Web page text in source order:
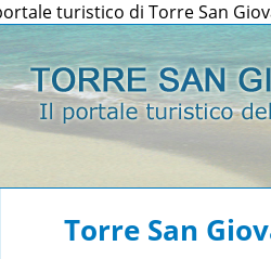
turistico di Torre San
Torre San